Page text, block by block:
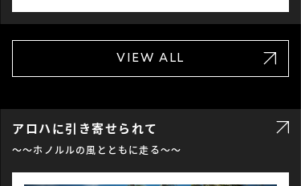
朝終えたのだろうか、人気のない港に、小さな郵便局、小さ
な商店。入江の奥にはりつくような集落を過ぎ、また現れる
などそれぞれの分野で活躍し、日常でも自転車と自然を愛す
連発の日々。そんな6泊7日間のモニターツアーの様子の第二
弾を、写真家でありサイクリストでもある下城英悟氏による
帯同レポートでお届けします。ツールドフランスのルートや
どんな魅力を感じたのでしょうか？ Text & Photos by Eigo
Shimojo 01の記事はこちらよりご覧ください
海外メディア向けサイクリングファムツアー2025#1日目～2
日目 目次 DAY_3 久万高原町〜天狗高原〜四国カルスト〜成
VIEW ALL
アロハに引き寄せられて
～〜ホノルルの風とともに走る〜～